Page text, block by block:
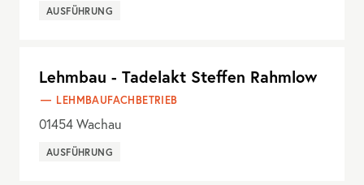
AUSFÜHRUNG
Lehmbau - Tadelakt Steffen Rahmlow
LEHMBAUFACHBETRIEB
01454 Wachau
AUSFÜHRUNG